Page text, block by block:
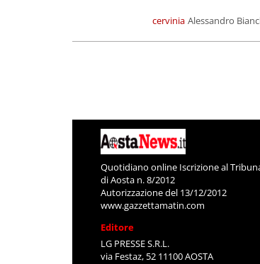
cervinia Alessandro
Quotidiano online Iscrizione al
di Aosta n. 8/2012
Autorizzazione del 13/12/2012
www.gazzettamatin.com
Editore
LG PRESSE S.R.L.
via Festaz, 52 11100 AOSTA